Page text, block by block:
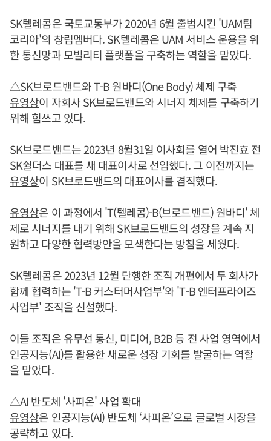
SK텔레콤은 국토교통부가 2020년 6월 출범시킨 'UAM팀
코리아'의 창립멤버다. SK텔레콤은 UAM 서비스 운용을 위
한 통신망과 모빌리티 플랫폼을 구축하는 역할을 맡았다.
△SK브로드밴드와 T-B 원바디(One Body) 체제 구축
유영상이 자회사 SK브로드밴드와 시너지 체제를 구축하기
위해 힘쓰고 있다.
SK브로드밴드는 2023년 8월31일 이사회를 열어 박진효 전
SK쉴더스 대표를 새 대표이사로 선임했다. 그 이전까지는
유영상이 SK브로드밴드의 대표이사를 겸직했다.
유영상은 이 과정에서 'T(텔레콤)-B(브로드밴드) 원바디' 체
제로 시너지를 내기 위해 SK브로드밴드의 성장을 계속 지
원하고 다양한 협력방안을 모색한다는 방침을 세웠다.
SK텔레콤은 2023년 12월 단행한 조직 개편에서 두 회사가
함께 협력하는 'T-B 커스터머사업부'와 'T-B 엔터프라이즈
사업부' 조직을 신설했다.
이들 조직은 유무선 통신, 미디어, B2B 등 전 사업 영역에서
인공지능(AI)를 활용한 새로운 성장 기회를 발굴하는 역할
을 맡았다.
△AI 반도체 '사피온' 사업 확대
유영상은 인공지능(AI) 반도체 ‘사피온’으로 글로벌 시장을
공략하고 있다.